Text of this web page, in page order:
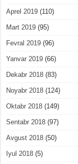
Aprel 2019 (110)
Mart 2019 (95)
Fevral 2019 (96)
Yanvar 2019 (66)
Dekabr 2018 (83)
Noyabr 2018 (124)
Oktabr 2018 (149)
Sentabr 2018 (97)
Avgust 2018 (50)
Iyul 2018 (5)